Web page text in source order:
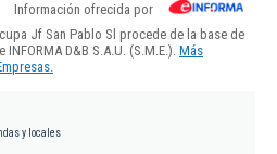
Información ofrecida por
Jf San Pablo Sl procede de la base de
D&B S.A.U. (S.M.E.). Más
y locales